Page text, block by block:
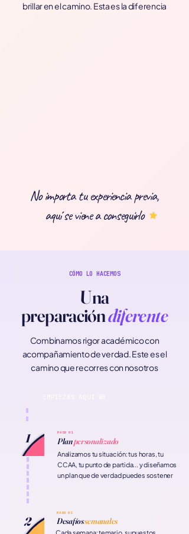
brillar en el camino. Esta es la diferencia
No importa tu experiencia previa,
aquí se viene a conseguirlo
CÓMO LO HACEMOS
Una
preparacióndiferente
Combinamos rigor académico con
acompañamiento de verdad. Este es el
camino que recorres con nosotros
Analizamos tu situación: tus horas, tu
CCAA, tu punto de partida... y diseñamos
un plan que de verdad puedes sostener
PASO 01
Planpersonalizado
1
PASO 02
Desafíossemanales
2